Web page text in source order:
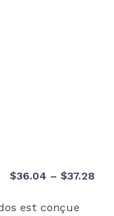
$36.04 – $37.28
est conçue